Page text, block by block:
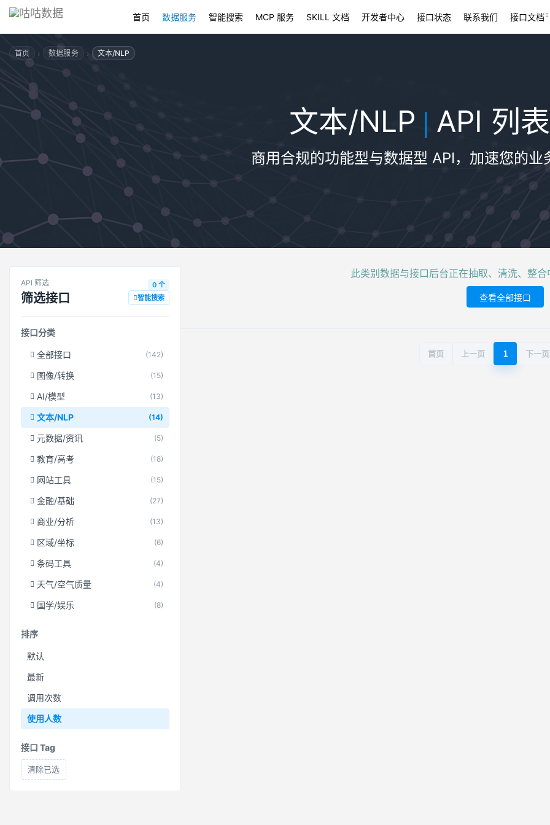
首页 数据服务 智能搜索 MCP 服务 SKILL 文档 开发者中心 接口状态 联系我们 接口文档
首页 › 数据服务 › 文本/NLP
文本/NLP | API 列表
商用合规的功能型与数据型 API，加速您的业
API 筛选
筛选接口
0 个
智能搜索
接口分类
全部接口 (142)
图像/转换 (15)
AI/模型 (13)
文本/NLP (14)
元数据/资讯 (5)
教育/高考 (18)
网站工具 (15)
金融/基础 (27)
商业/分析 (13)
区域/坐标 (6)
条码工具 (4)
天气/空气质量 (4)
国学/娱乐 (8)
排序
默认
最新
调用次数
使用人数
接口 Tag
清除已选
此类别数据与接口后台正在抽取、清洗、整
查看全部接口
首页 上一页 1 下一页